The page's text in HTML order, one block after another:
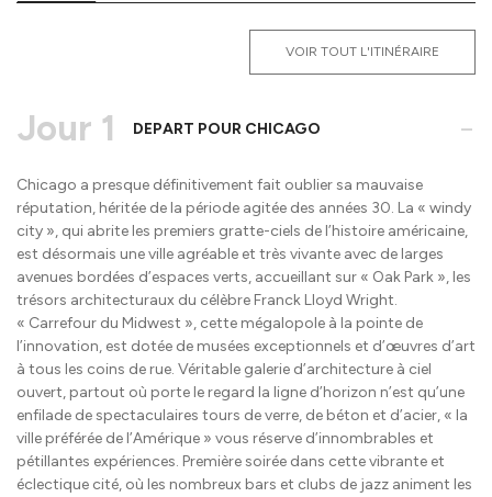
VOIR TOUT L'ITINÉRAIRE
Jour 1 DEPART POUR CHICAGO -
Chicago a presque définitivement fait oublier sa mauvaise
réputation, héritée de la période agitée des années 30. La « windy
city », qui abrite les premiers gratte-ciels de l’histoire américaine,
est désormais une ville agréable et très vivante avec de larges
avenues bordées d’espaces verts, accueillant sur « Oak Park », les
trésors architecturaux du célèbre Franck Lloyd Wright.
« Carrefour du Midwest », cette mégalopole à la pointe de
l’innovation, est dotée de musées exceptionnels et d’œuvres d’art
à tous les coins de rue. Véritable galerie d’architecture à ciel
ouvert, partout où porte le regard la ligne d’horizon n’est qu’une
enfilade de spectaculaires tours de verre, de béton et d’acier, « la
ville préférée de l’Amérique » vous réserve d’innombrables et
pétillantes expériences. Première soirée dans cette vibrante et
éclectique cité, où les nombreux bars et clubs de jazz animent les